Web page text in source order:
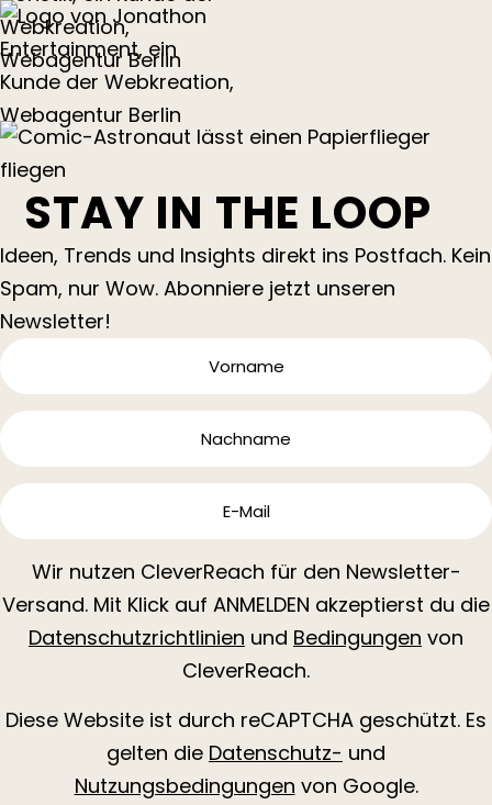
STAY IN THE LOOP
Ideen, Trends und Insights direkt ins Postfach. Kein
Spam, nur Wow. Abonniere jetzt unseren
Newsletter!
Wir nutzen CleverReach für den Newsletter-
Versand. Mit Klick auf ANMELDEN akzeptierst du die
Datenschutzrichtlinien und Bedingungen von
CleverReach.
Diese Website ist durch reCAPTCHA geschützt. Es
gelten die Datenschutz- und
Nutzungsbedingungen von Google.